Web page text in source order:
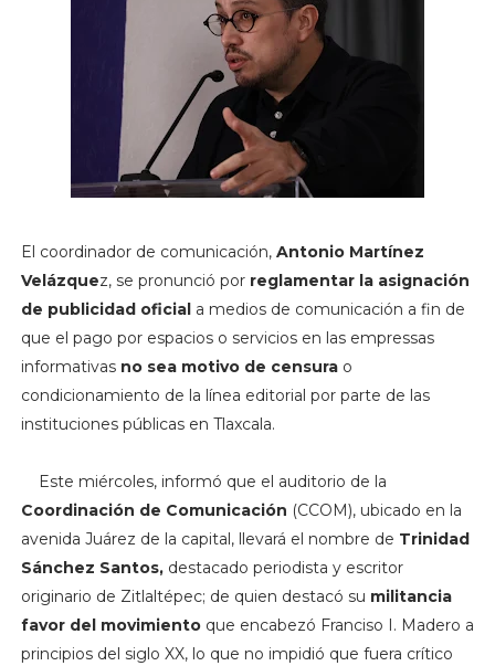
El coordinador de comunicación,Antonio Martínez
Velázquez, se pronunció por reglamentar la asignación
de publicidad oficial a medios de comunicación a fin de
que el pago por espacios o servicios en las empressas
informativas no sea motivo de censurao
condicionamiento de la línea editorial por parte de las
instituciones públicas en Tlaxcala.
Este miércoles, informó que el auditorio de la
Coordinación de Comunicación (CCOM), ubicado en la
avenida Juárez de la capital, llevará el nombre de Trinidad
Sánchez Santos,destacado periodista y escritor
originario de Zitlaltépec; de quien destacó su militancia
favor del movimientoque encabezó Franciso I. Madero a
principios del siglo XX, lo que no impidió que fuera crítico